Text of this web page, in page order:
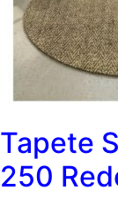
Tapete
250